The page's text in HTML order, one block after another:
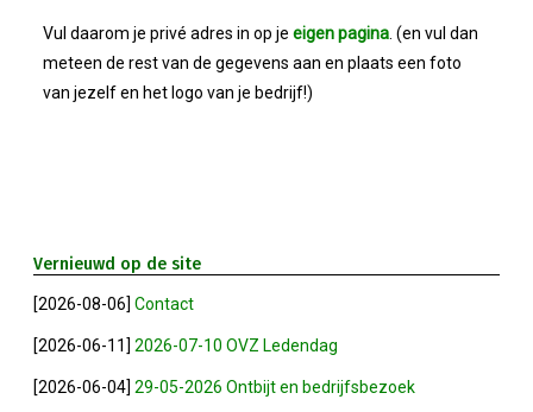
Nieuws
IJshal De Vliet Nodigt Ons Uit!
Bezoek Aan Mike Van Bemmelen
2025-01-02 Van De Voorzitter
Vul daarom je privé adres in op je eigen pagina. (en vul dan
meteen de rest van de gegevens aan en plaats een foto
van jezelf en het logo van je bedrijf!)
Vernieuwd op de site
[2026-08-06] Contact
[2026-06-11] 2026-07-10 OVZ Ledendag
[2026-06-04] 29-05-2026 Ontbijt en bedrijfsbezoek